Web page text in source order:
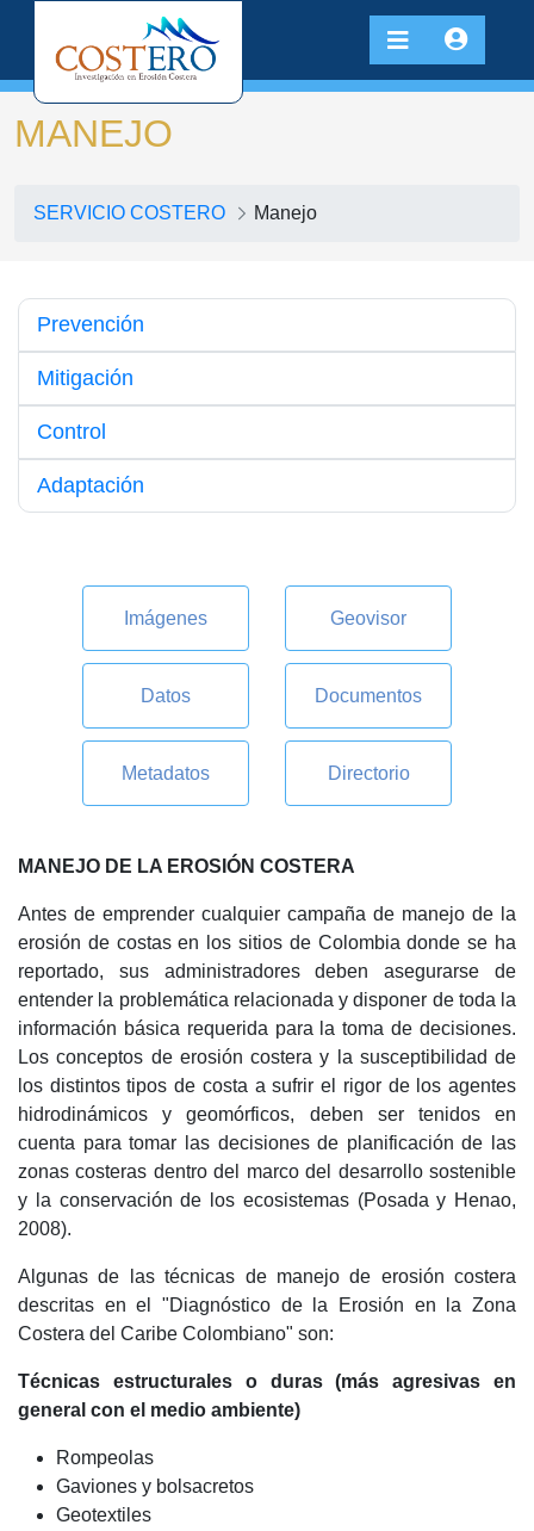
MANEJO
SERVICIO COSTERO Manejo
Prevención
Mitigación
Control
Adaptación
Imágenes Geovisor
Datos Documentos
Metadatos Directorio
MANEJO DE LA EROSIÓN COSTERA
Antes de emprender cualquier campaña de manejo de la
erosión de costas en los sitios de Colombia donde se ha
reportado, sus administradores deben asegurarse de
entender la problemática relacionada y disponer de toda la
información básica requerida para la toma de decisiones.
Los conceptos de erosión costera y la susceptibilidad de
los distintos tipos de costa a sufrir el rigor de los agentes
hidrodinámicos y geomórficos, deben ser tenidos en
cuenta para tomar las decisiones de planificación de las
zonas costeras dentro del marco del desarrollo sostenible
y la conservación de los ecosistemas (Posada y Henao,
2008).
Algunas de las técnicas de manejo de erosión costera
descritas en el "Diagnóstico de la Erosión en la Zona
Costera del Caribe Colombiano" son:
Técnicas estructurales o duras (más agresivas en
general con el medio ambiente)
Rompeolas
Gaviones y bolsacretos
Geotextiles